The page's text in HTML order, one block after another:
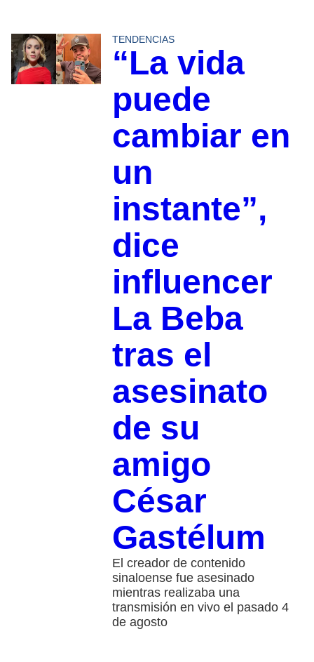
TENDENCIAS
“La vida
puede
cambiar en
un
instante”,
dice
influencer
La Beba
tras el
asesinato
de su
amigo
César
Gastélum
El creador de contenido
sinaloense fue asesinado
mientras realizaba una
transmisión en vivo el pasado 4
de agosto